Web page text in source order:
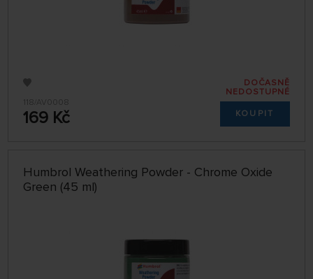
118/AV0008
169 Kč
DOČASNĚ
NEDOSTUPNÉ
KOUPIT
Humbrol Weathering Powder - Chrome Oxide
Green (45 ml)